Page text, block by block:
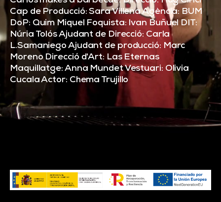
Cap de Producció: Sara Villena Agència: BUM
DoP: Quim Miquel Foquista: Ivan Buñuel DIT:
Núria Tolós Ajudant de Direcció: Carla
L.Samaniego Ajudant de producció: Marc
Moreno Direcció d'Art: Las Eternas
Maquillatge: Anna Mundet Vestuari: Olivia
Cucala Actor: Chema Trujillo